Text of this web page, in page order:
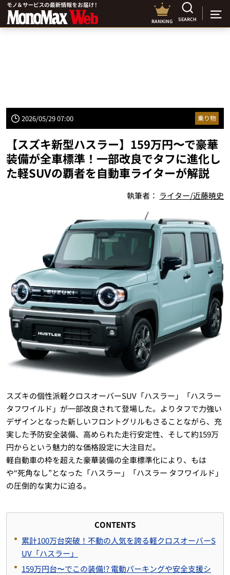
RANKING SEARCH
2026/05/29 07:00 乗り物
【スズキ新型ハスラー】159万円〜で豪華
装備が全車標準！一部改良でタフに進化し
た軽SUVの覇者を自動車ライターが解説
執筆者： ライター/近藤暁史
スズキの個性派軽クロスオーバーSUV「ハスラー」「ハスラー
タフワイルド」が一部改良されて登場した。よりタフで力強い
デザインとなった新しいフロントグリルもさることながら、充
実した予防安全装備、高められた走行安定性、そして約159万
円からという魅力的な価格設定に大注目だ。
軽自動車の枠を超えた豪華装備の全車標準化により、もは
や“死角なし”となった「ハスラー」「ハスラー タフワイルド」
の圧倒的な実力に迫る。
CONTENTS
累計100万台突破！不動の人気を誇る軽クロスオーバーS
UV「ハスラー」
159万円台〜でこの装備!? 電動パーキングや安全支援シ